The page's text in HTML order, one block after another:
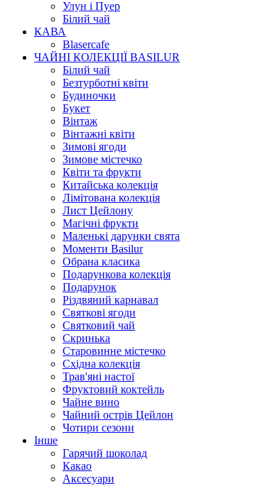
Улун і Пуер
Білий чай
КАВА
Blasercafe
ЧАЙНІ КОЛЕКЦІЇ BASILUR
Білий чай
Безтурботні квіти
Будиночки
Букет
Вінтаж
Вінтажні квіти
Зимові ягоди
Зимове містечко
Квіти та фрукти
Китайська колекція
Лімітована колекція
Лист Цейлону
Магічні фрукти
Маленькі дарунки свята
Моменти Basilur
Обрана класика
Подарункова колекція
Подарунок
Різдвяний карнавал
Святкові ягоди
Святковий чай
Скринька
Старовинне містечко
Східна колекція
Трав'яні настої
Фруктовий коктейль
Чайне вино
Чайний острів Цейлон
Чотири сезони
Інше
Гарячий шоколад
Какао
Аксесуари